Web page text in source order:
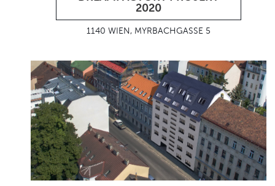
2020
1140 WIEN, MYRBACHGASSE 5